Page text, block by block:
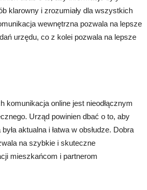
klarowny i zrozumiały dla wszystkich
wewnętrzna pozwala na lepsze
urzędu, co z kolei pozwala na lepsze
komunikacja online jest nieodłącznym
Urząd powinien dbać o to, aby
aktualna i łatwa w obsłudze. Dobra
na szybkie i skuteczne
mieszkańcom i partnerom